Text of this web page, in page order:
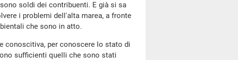
soldi dei contribuenti. E già si sa
i problemi dell'alta marea, a fronte
che sono in atto.
conoscitiva, per conoscere lo stato di
sufficienti quelli che sono stati